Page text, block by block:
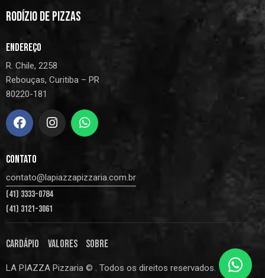
RODÍZIO DE PIZZAS
ENDEREÇO
R. Chile, 2258
Rebouças, Curitiba – PR
80220-181
CONTATO
contato@lapiazzapizzaria.com.br
(41) 3333-0784
(41) 3121-3061
CARDÁPIO VALORES SOBRE
LA PIAZZA Pizzaria © . Todos os direitos reservados.